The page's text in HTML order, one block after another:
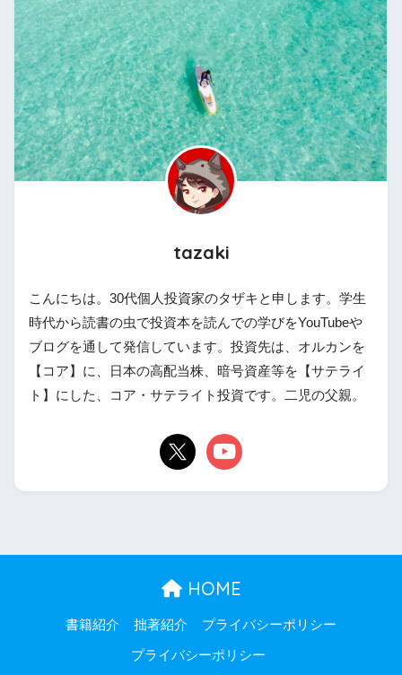
tazaki
こんにちは。30代個人投資家のタザキと申します。学生
時代から読書の虫で投資本を読んでの学びをYouTubeや
ブログを通して発信しています。投資先は、オルカンを
【コア】に、日本の高配当株、暗号資産等を【サテライ
ト】にした、コア・サテライト投資です。二児の父親。
HOME
書籍紹介 拙著紹介 プライバシーポリシー
プライバシーポリシー